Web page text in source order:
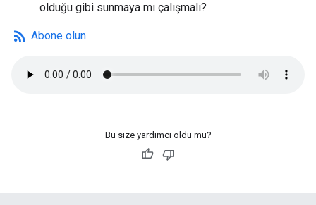
olduğu gibi sunmaya mı çalışmalı?
rss_feed Abone olun
Bu size yardımcı oldu mu?